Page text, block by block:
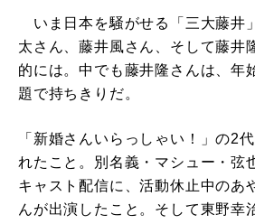
いま日本を騒がせる「三大藤井
太さん、藤井風さん、そして藤井
的には。中でも藤井隆さんは、年
題で持ちきりだ。
「新婚さんいらっしゃい！」の2
れたこと。別名義・マシュー・弦
キャスト配信に、活動休止中のあ
んが出演したこと。そして東野幸